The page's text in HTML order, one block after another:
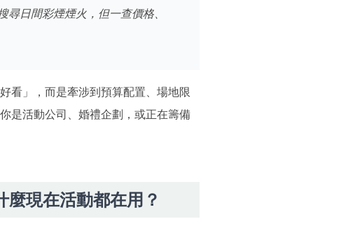
日間彩煙煙火，但一查價格、
看」，而是牽涉到預算配置、場地限
是活動公司、婚禮企劃，或正在籌備
麼現在活動都在用？